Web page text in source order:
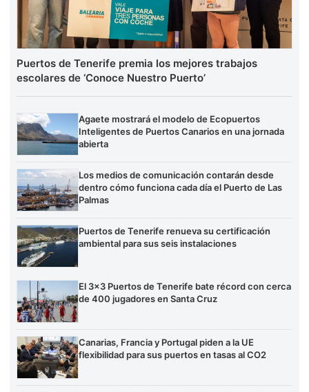
Puertos de Tenerife premia los mejores trabajos
escolares de ‘Conoce Nuestro Puerto’
Agaete mostrará el modelo de Ecopuertos
Inteligentes de Puertos Canarios en una jornada
abierta
Los medios de comunicación contarán desde
dentro cómo funciona cada día el Puerto de Las
Palmas
Puertos de Tenerife renueva su certificación
ambiental para sus seis instalaciones
El 3×3 Puertos de Tenerife bate récord con cerca
de 400 jugadores en Santa Cruz
Canarias, Francia y Portugal piden a la UE
flexibilidad para sus puertos en tasas al CO2